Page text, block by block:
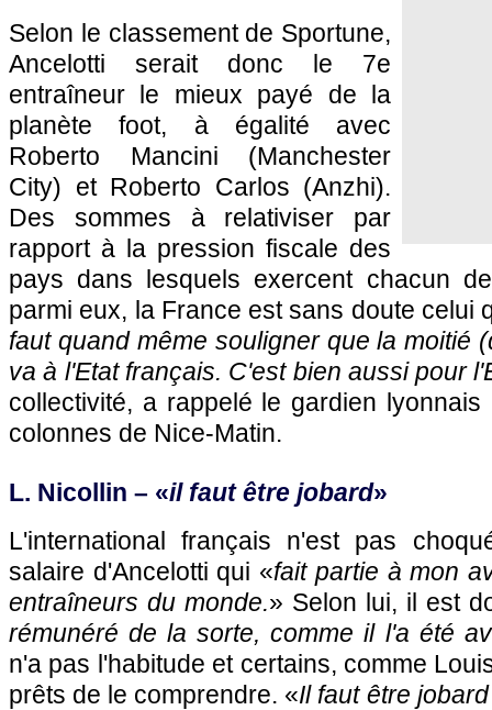
Selon le classement de Sportune,
Ancelotti serait donc le 7e
entraîneur le mieux payé de la
planète foot, à égalité avec
Roberto Mancini (Manchester
City) et Roberto Carlos (Anzhi).
Des sommes à relativiser par
rapport à la pression fiscale des
pays dans lesquels exercent chacun
parmi eux, la France est sans doute celui
faut quand même souligner que la moitié
va à l'Etat français. C'est bien aussi pour
collectivité, a rappelé le gardien
colonnes de Nice-Matin.
L. Nicollin – «il faut être jobard»
L'international français n'est pas
salaire d'Ancelotti qui «fait partie à mon
entraîneurs du monde.» Selon lui, il est
rémunéré de la sorte, comme il l'a été
n'a pas l'habitude et certains, comme
prêts de le comprendre. «Il faut être